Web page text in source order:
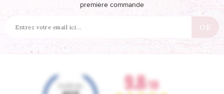
première commande